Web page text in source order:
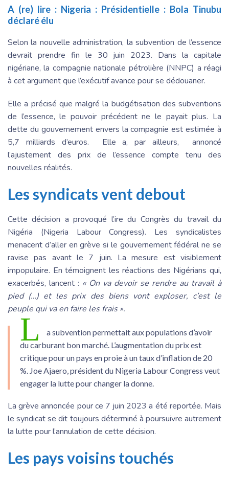
A (re) lire : Nigeria : Présidentielle : Bola Tinubu
déclaré élu
Selon la nouvelle administration, la subvention de l’essence
devrait prendre fin le 30 juin 2023. Dans la capitale
nigériane, la compagnie nationale pétrolière (NNPC) a réagi
à cet argument que l’exécutif avance pour se dédouaner.
Elle a précisé que malgré la budgétisation des subventions
de l’essence, le pouvoir précédent ne le payait plus. La
dette du gouvernement envers la compagnie est estimée à
5,7 milliards d’euros. Elle a, par ailleurs, annoncé
l’ajustement des prix de l’essence compte tenu des
nouvelles réalités.
Les syndicats vent debout
Cette décision a provoqué l’ire du Congrès du travail du
Nigéria (Nigeria Labour Congress). Les syndicalistes
menacent d’aller en grève si le gouvernement fédéral ne se
ravise pas avant le 7 juin. La mesure est visiblement
impopulaire. En témoignent les réactions des Nigérians qui,
exacerbés, lancent : « On va devoir se rendre au travail à
pied (…) et les prix des biens vont exploser, c’est le
peuple qui va en faire les frais ».
L
a subvention permettait aux populations d’avoir
du carburant bon marché. L’augmentation du prix est
critique pour un pays en proie à un taux d’inflation de 20
%. Joe Ajaero, président du Nigeria Labour Congress veut
engager la lutte pour changer la donne.
La grève annoncée pour ce 7 juin 2023 a été reportée. Mais
le syndicat se dit toujours déterminé à poursuivre autrement
la lutte pour l’annulation de cette décision.
Les pays voisins touchés